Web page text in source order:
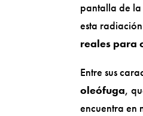
pantalla de
esta
reales para
Entre sus
oleófuga,
encuentra en